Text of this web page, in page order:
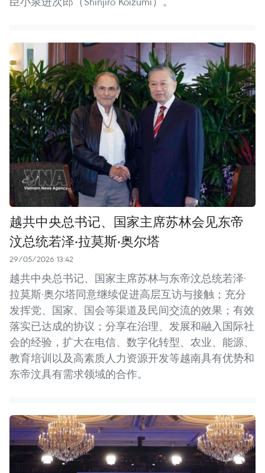
越共中央总书记、国家主席苏林会见东帝
汶总统若泽·拉莫斯·奥尔塔
29/05/2026 13:42
越共中央总书记、国家主席苏林与东帝汶总统若泽·
拉莫斯·奥尔塔同意继续促进高层互访与接触；充分
发挥党、国家、国会等渠道及民间交流的效果；有效
落实已达成的协议；分享在治理、发展和融入国际社
会的经验，扩大在电信、数字化转型、农业、能源、
教育培训以及高素质人力资源开发等越南具有优势和
东帝汶具有需求领域的合作。